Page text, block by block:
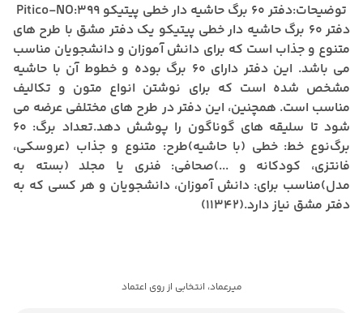
توضیحات:دفتر 60 برگ حاشیه دار خطی پیتیکو Pitico-NO:399
دفتر 60 برگ حاشیه دار خطی پیتیکو
یک دفتر مشق با طرح های
متنوع و جذاب است که برای دانش آموزان و دانشجویان مناسب
می باشد.
این دفتر دارای 60 برگ بوده و خطوط آن با حاشیه
مشخص شده است که برای نوشتن انواع متون و تکالیف
مناسب است. همچنین، این دفتر در طرح های مختلفی عرضه می
شود تا سلیقه های گوناگون را پوشش دهد.تعداد برگ: 60
برگنوع خط:خطی (با حاشیه)طرح: متنوع و جذاب (عروسکی،
فانتزی، کودکانه و ...)صحافی: فنری یا مجلد (بسته به
مدل)مناسب برای: دانش آموزان، دانشجویان و هر کسی که به
دفتر مشق نیاز دارد.(11342)
میرعماد، انتخابی از روی اعتماد